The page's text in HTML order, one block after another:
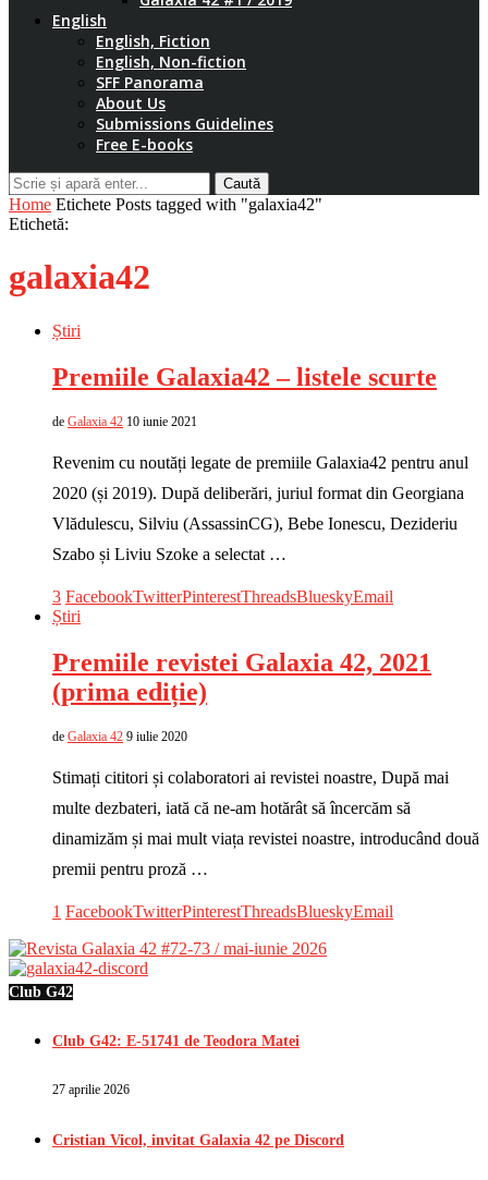
English
English, Fiction
English, Non-fiction
SFF Panorama
About Us
Submissions Guidelines
Free E-books
Caută
Home Etichete Posts tagged with "galaxia42"
Etichetă:
galaxia42
Știri
Premiile Galaxia42 – listele scurte
de Galaxia 42 10 iunie 2021
Revenim cu noutăți legate de premiile Galaxia42 pentru anul
2020 (și 2019). După deliberări, juriul format din Georgiana
Vlădulescu, Silviu (AssassinCG), Bebe Ionescu, Dezideriu
Szabo și Liviu Szoke a selectat …
3 FacebookTwitterPinterestThreadsBlueskyEmail
Știri
Premiile revistei Galaxia 42, 2021
(prima ediție)
de Galaxia 42 9 iulie 2020
Stimați cititori și colaboratori ai revistei noastre, După mai
multe dezbateri, iată că ne-am hotărât să încercăm să
dinamizăm și mai mult viața revistei noastre, introducând două
premii pentru proză …
1 FacebookTwitterPinterestThreadsBlueskyEmail
Club G42
Club G42: E-51741 de Teodora Matei
27 aprilie 2026
Cristian Vicol, invitat Galaxia 42 pe Discord